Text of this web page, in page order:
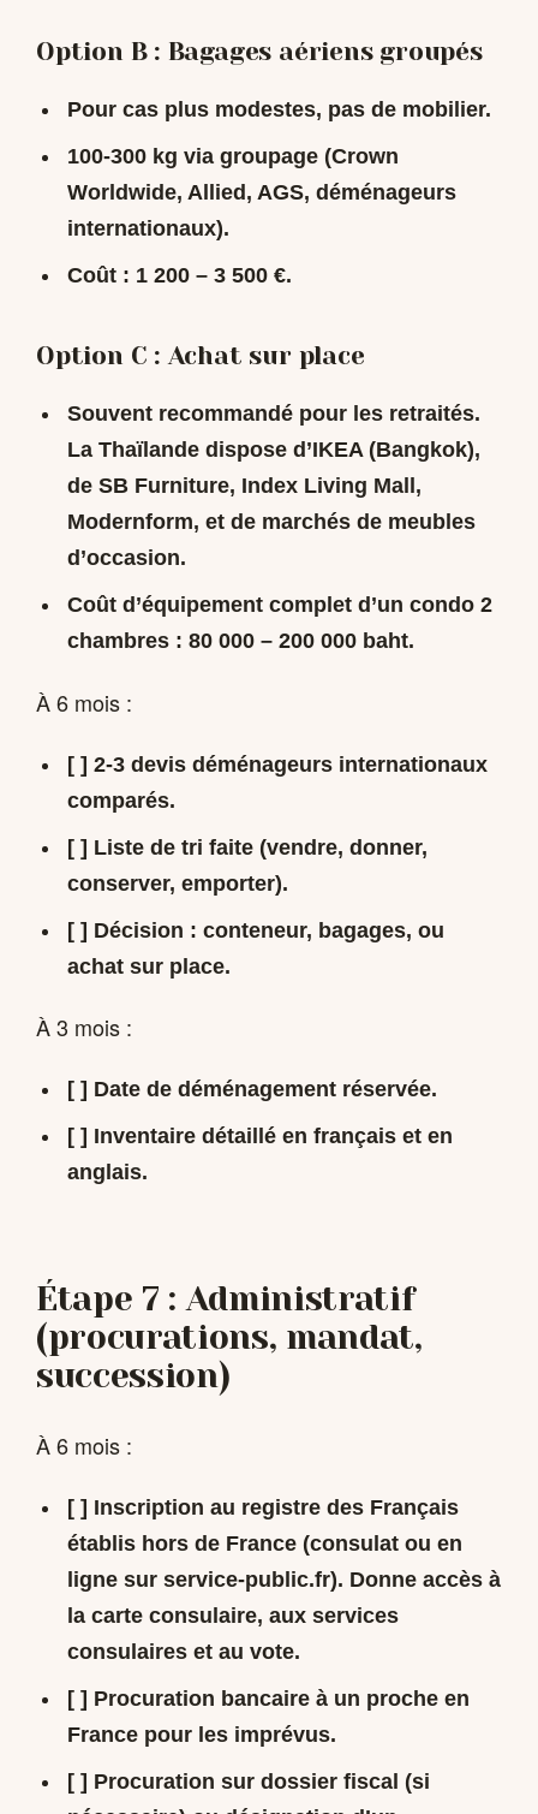
Option B : Bagages aériens groupés
Pour cas plus modestes, pas de mobilier.
100-300 kg via groupage (Crown
Worldwide, Allied, AGS, déménageurs
internationaux).
Coût : 1 200 – 3 500 €.
Option C : Achat sur place
Souvent recommandé pour les retraités.
La Thaïlande dispose d’IKEA (Bangkok),
de SB Furniture, Index Living Mall,
Modernform, et de marchés de meubles
d’occasion.
Coût d’équipement complet d’un condo 2
chambres : 80 000 – 200 000 baht.
À 6 mois :
[ ] 2-3 devis déménageurs internationaux
comparés.
[ ] Liste de tri faite (vendre, donner,
conserver, emporter).
[ ] Décision : conteneur, bagages, ou
achat sur place.
À 3 mois :
[ ] Date de déménagement réservée.
[ ] Inventaire détaillé en français et en
anglais.
Étape 7 : Administratif
(procurations, mandat,
succession)
À 6 mois :
[ ] Inscription au registre des Français
établis hors de France(consulat ou en
ligne sur service-public.fr). Donne accès à
la carte consulaire, aux services
consulaires et au vote.
[ ] Procuration bancaireà un proche en
France pour les imprévus.
[ ] Procuration sur dossier fiscal (si